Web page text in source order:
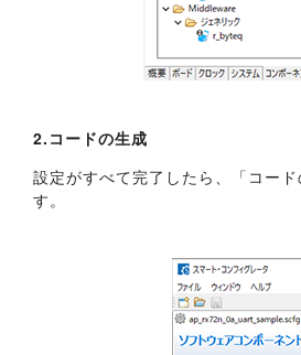
2.コードの生成
設定がすべて完了したら、「コー
す。